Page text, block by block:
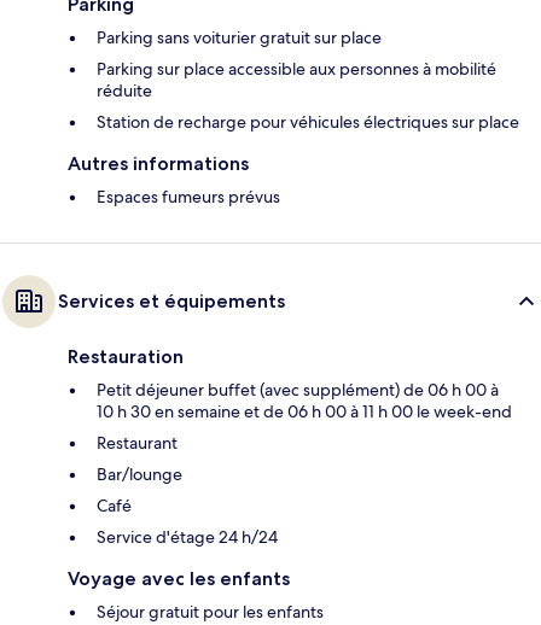
Parking sans voiturier gratuit sur place
Parking sur place accessible aux personnes à mobilité
réduite
Station de recharge pour véhicules électriques sur place
Autres informations
Espaces fumeurs prévus
Services et équipements
Restauration
Petit déjeuner buffet (avec supplément) de 06 h 00 à
10 h 30 en semaine et de 06 h 00 à 11 h 00 le week-end
Restaurant
Bar/lounge
Café
Service d'étage 24 h/24
Voyage avec les enfants
Séjour gratuit pour les enfants